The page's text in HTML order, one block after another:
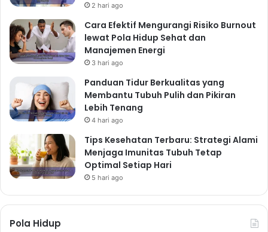
2 hari ago
Cara Efektif Mengurangi Risiko Burnout
lewat Pola Hidup Sehat dan
Manajemen Energi
3 hari ago
Panduan Tidur Berkualitas yang
Membantu Tubuh Pulih dan Pikiran
Lebih Tenang
4 hari ago
Tips Kesehatan Terbaru: Strategi Alami
Menjaga Imunitas Tubuh Tetap
Optimal Setiap Hari
5 hari ago
Pola Hidup